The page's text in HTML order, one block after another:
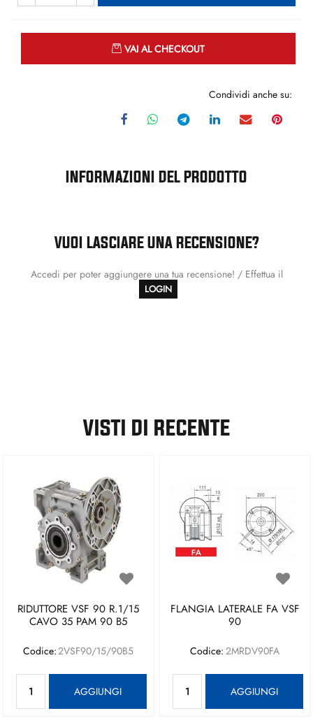
VAI AL CHECKOUT
Condividi anche su:
INFORMAZIONI DEL PRODOTTO
VUOI LASCIARE UNA RECENSIONE?
Accedi per poter aggiungere una tua recensione! / Effettua il
LOGIN
VISTI DI RECENTE
RIDUTTORE VSF 90 R.1/15
CAVO 35 PAM 90 B5
Codice:2VSF90/15/90B5
AGGIUNGI
FLANGIA LATERALE FA VSF
90
Codice: 2MRDV90FA
AGGIUNGI